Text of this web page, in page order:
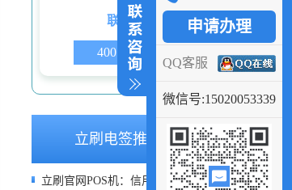
联系电话
400 666 1009
立刷电签推荐文章
立刷官网POS机：信用卡风控短信分为
申请办理
QQ客服
微信号:15020053339